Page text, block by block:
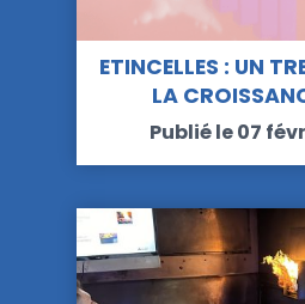
ETINCELLES : UN
LA
Publié le 07